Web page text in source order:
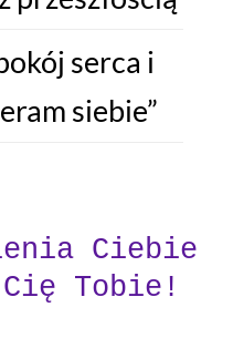
serca i
siebie”
Ciebie
Tobie!